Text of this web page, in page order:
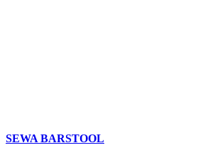
SEWA BARSTOOL